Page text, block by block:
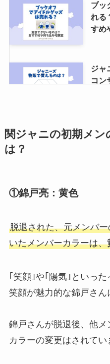
ブッ
れる
すめ
ジャ
コン
永瀬
は
駿河
ち込
関ジャニの初期メ
は？
①錦戸亮：黄色
脱退された、元メンバ
いたメンバーカラーは、
｢笑顔｣や｢陽気｣といった
笑顔が魅力的な錦戸さん
錦戸さんが脱退後、他
カラーの変更はされてい